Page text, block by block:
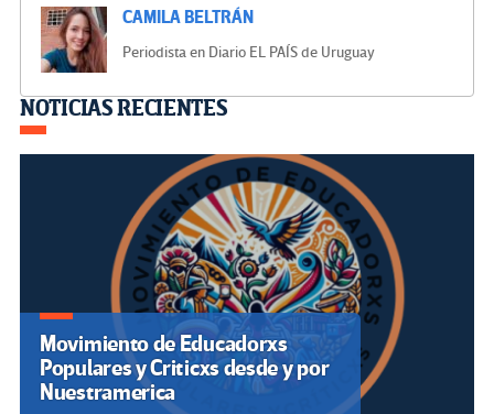
CAMILA BELTRÁN
Periodista en Diario EL PAÍS de Uruguay
Navegación
de
NOTICIAS RECIENTES
Movimiento de Educadorxs
Populares y Criticxs desde y por
Nuestramerica